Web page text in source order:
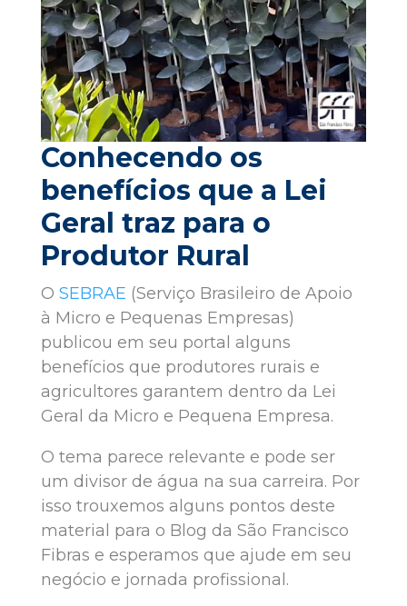
Conhecendo os
benefícios que a Lei
Geral traz para o
Produtor Rural
O SEBRAE (Serviço Brasileiro de Apoio
à Micro e Pequenas Empresas)
publicou em seu portal alguns
benefícios que produtores rurais e
agricultores garantem dentro da Lei
Geral da Micro e Pequena Empresa.
O tema parece relevante e pode ser
um divisor de água na sua carreira. Por
isso trouxemos alguns pontos deste
material para o Blog da São Francisco
Fibras e esperamos que ajude em seu
negócio e jornada profissional.